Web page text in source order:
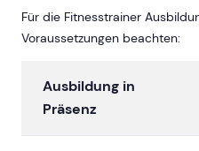
Für die Fitnesstrainer
Voraussetzungen beachten:
Ausbildung in
Präsenz